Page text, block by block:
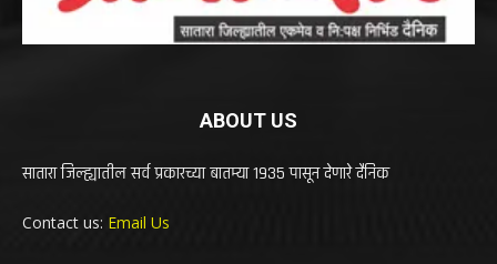
ABOUT US
सातारा जिल्ह्यातील सर्व प्रकारच्या बातम्या 1935 पासून देणारे दैनिक
Contact us: Email Us